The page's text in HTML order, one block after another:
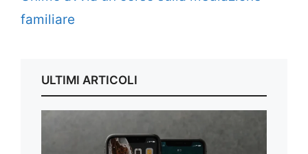
familiare
ULTIMI ARTICOLI